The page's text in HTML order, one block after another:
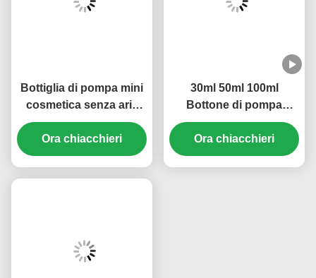
Bottiglia di pompa mini
cosmetica senza aria
ricaricabile trasparente
da 10 ml a 5 ml Marca
OEM (MC-229)
Ora chiacchieri
30ml 50ml 100ml
Bottone di pompa
senza aria Logo
personalizzato Proof
Leak Construction (MC-
Ora chiacchieri